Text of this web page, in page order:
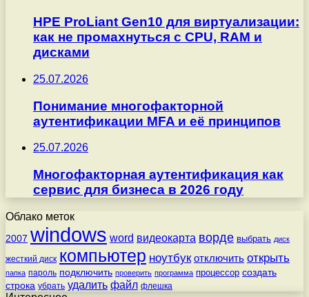
HPE ProLiant Gen10 для виртуализации:
как не промахнуться с CPU, RAM и
дисками
25.07.2026
Понимание многофакторной
аутентификации MFA и её принципов
25.07.2026
Многофакторная аутентификация как
сервис для бизнеса в 2026 году
Облако меток
2007 windows word видеокарта ворде выбрать диск
жесткий диск компьютер ноутбук отключить открыть
папка пароль подключить проверить программа процессор создать
строка убрать удалить файл флешка